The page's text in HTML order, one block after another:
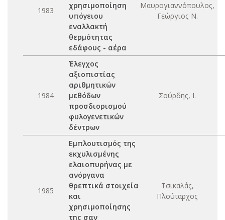
1983
χρησιμοποίηση
υπόγειου
εναλλακτή
θερμότητας
εδάφους - αέρα
Μαυρογιαννόπουλος,
Γεώργιος Ν.
1984
Έλεγχος
αξιοπιστίας
αριθμητικών
μεθόδων
προσδιορισμού
φυλογενετικών
δέντρων
Σούρδης, Ι.
1985
Εμπλουτισμός της
εκχυλισμένης
ελαιοπυρήνας με
ανόργανα
θρεπτικά στοιχεία
και
χρησιμοποίησης
της σαν
Τσικαλάς,
Πλούταρχος